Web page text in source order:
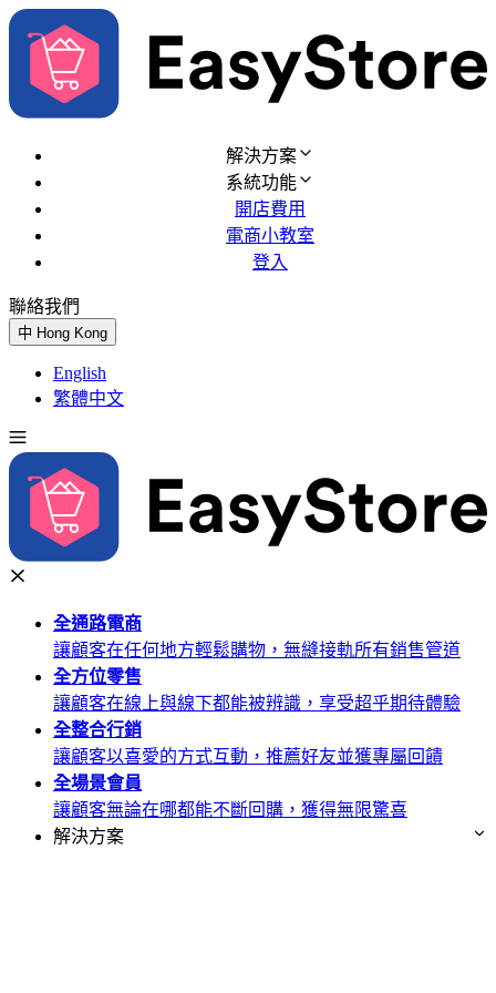
解決方案
系統功能
開店費用
電商小教室
登入
聯絡我們
中 Hong Kong
English
繁體中文
全通路電商
讓顧客在任何地方輕鬆購物，無縫接軌所有銷售管道
全方位零售
讓顧客在線上與線下都能被辨識，享受超乎期待體驗
全整合行銷
讓顧客以喜愛的方式互動，推薦好友並獲專屬回饋
全場景會員
讓顧客無論在哪都能不斷回購，獲得無限驚喜
解決方案